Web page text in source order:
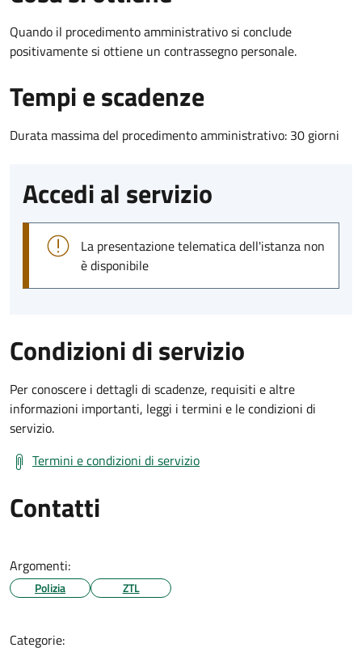
Quando il procedimento amministrativo si conclude
positivamente si ottiene un contrassegno personale.
Tempi e scadenze
Durata massima del procedimento amministrativo: 30 giorni
Accedi al servizio
La presentazione telematica dell'istanza non
è disponibile
Condizioni di servizio
Per conoscere i dettagli di scadenze, requisiti e altre
informazioni importanti, leggi i termini e le condizioni di
servizio.
Termini e condizioni di servizio
Contatti
Argomenti:
Polizia ZTL
Categorie: